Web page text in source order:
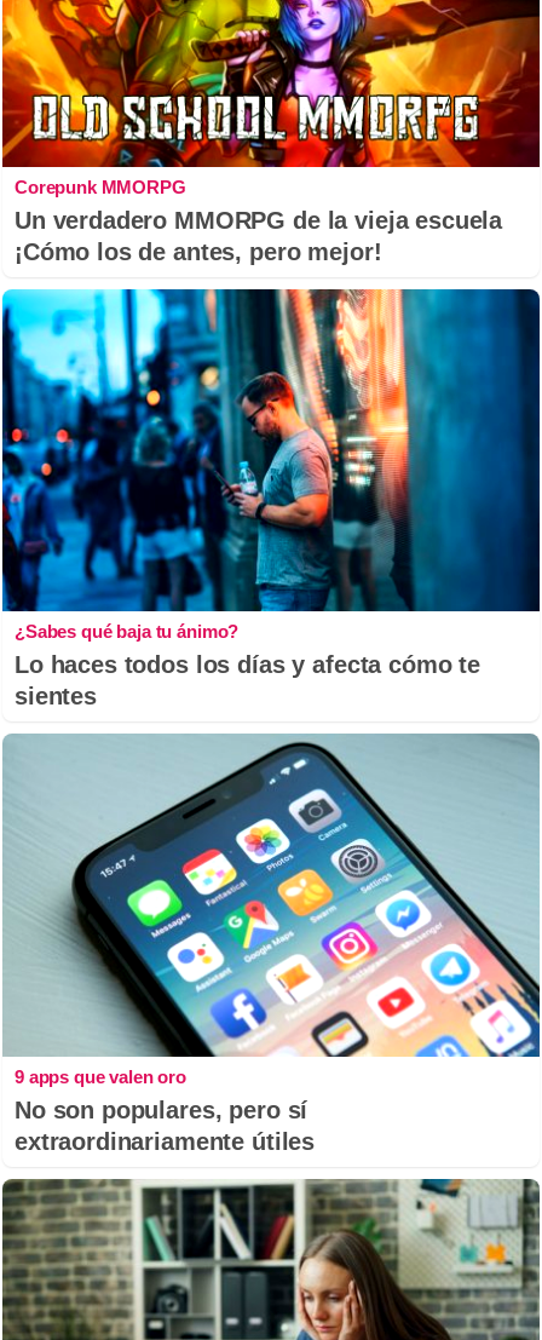
Corepunk MMORPG
Un verdadero MMORPG de la vieja escuela
¡Cómo los de antes, pero mejor!
¿Sabes qué baja tu ánimo?
Lo haces todos los días y afecta cómo te
sientes
9 apps que valen oro
No son populares, pero sí
extraordinariamente útiles